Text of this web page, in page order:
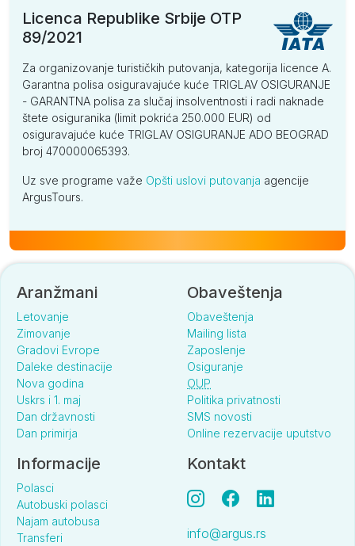
Licenca Republike Srbije OTP
89/2021
Za organizovanje turističkih putovanja, kategorija licence A.
Garantna polisa osiguravajuće kuće TRIGLAV OSIGURANJE
- GARANTNA polisa za slučaj insolventnosti i radi naknade
štete osiguranika (limit pokrića 250.000 EUR) od
osiguravajuće kuće TRIGLAV OSIGURANJE ADO BEOGRAD
broj 470000065393.
Uz sve programe važe Opšti uslovi putovanja agencije
ArgusTours.
Aranžmani
Letovanje
Zimovanje
Gradovi Evrope
Daleke destinacije
Nova godina
Uskrs i 1. maj
Dan državnosti
Dan primirja
Obaveštenja
Obaveštenja
Mailing lista
Zaposlenje
Osiguranje
OUP
Politika privatnosti
SMS novosti
Online rezervacije uputstvo
Informacije
Polasci
Autobuski polasci
Najam autobusa
Transferi
Kontakt
info@argus.rs